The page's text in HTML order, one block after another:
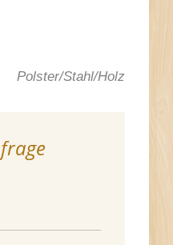
Polster/Stahl/Holz